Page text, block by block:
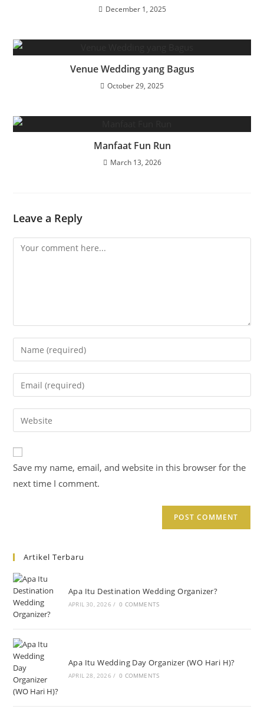
December 1, 2025
Venue Wedding yang Bagus
October 29, 2025
Manfaat Fun Run
March 13, 2026
Leave a Reply
Save my name, email, and website in this browser for the
next time I comment.
Artikel Terbaru
Apa Itu Destination Wedding Organizer?
APRIL 30, 2026 / 0 COMMENTS
Apa Itu Wedding Day Organizer (WO Hari H)?
APRIL 28, 2026 / 0 COMMENTS